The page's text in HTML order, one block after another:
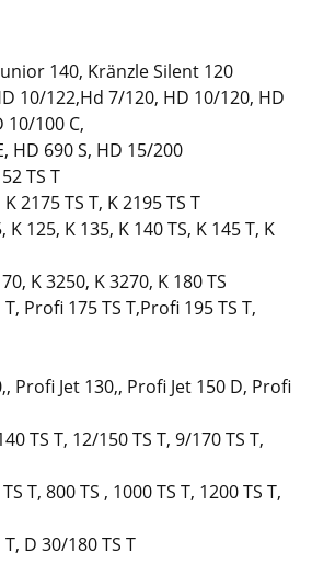
140, Kränzle Silent 120
10/122,Hd 7/120, HD 10/120, HD
10/100 C,
HD 690 S, HD 15/200
TS T
2175 TS T, K 2195 TS T
K 125, K 135, K 140 TS, K 145 T, K
K 3250, K 3270, K 180 TS
Profi 175 TS T,Profi 195 TS T,
Profi Jet 130,, Profi Jet 150 D, Profi
TS T, 12/150 TS T, 9/170 TS T,
T, 800 TS , 1000 TS T, 1200 TS T,
D 30/180 TS T